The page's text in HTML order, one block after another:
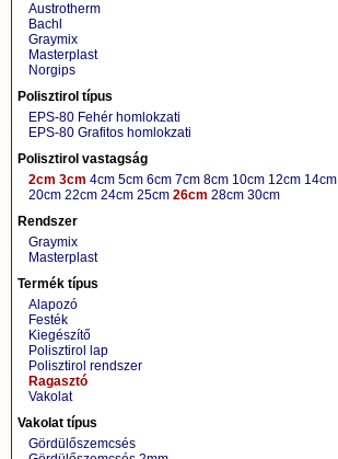
+36 70 424 0199
Austrotherm
Bachl
Graymix
Masterplast
Norgips
Polisztirol típus
EPS-80 Fehér homlokzati
EPS-80 Grafitos homlokzati
Polisztirol vastagság
2cm 3cm 4cm 5cm 6cm 7cm 8cm 10cm 12cm 14cm
20cm 22cm 24cm 25cm 26cm 28cm 30cm
Rendszer
Graymix
Masterplast
Termék típus
Alapozó
Festék
Kiegészítő
Polisztirol lap
Polisztirol rendszer
Ragasztó
Vakolat
Vakolat típus
Gördülőszemcsés